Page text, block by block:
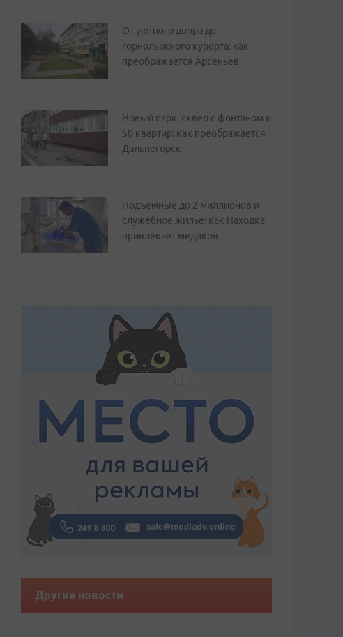
От уютного двора до
горнолыжного курорта: как
преображается Арсеньев
Новый парк, сквер с фонтаном и
50 квартир: как преображается
Дальнегорск
Подъемные до 2 миллионов и
служебное жилье: как Находка
привлекает медиков
Другие новости